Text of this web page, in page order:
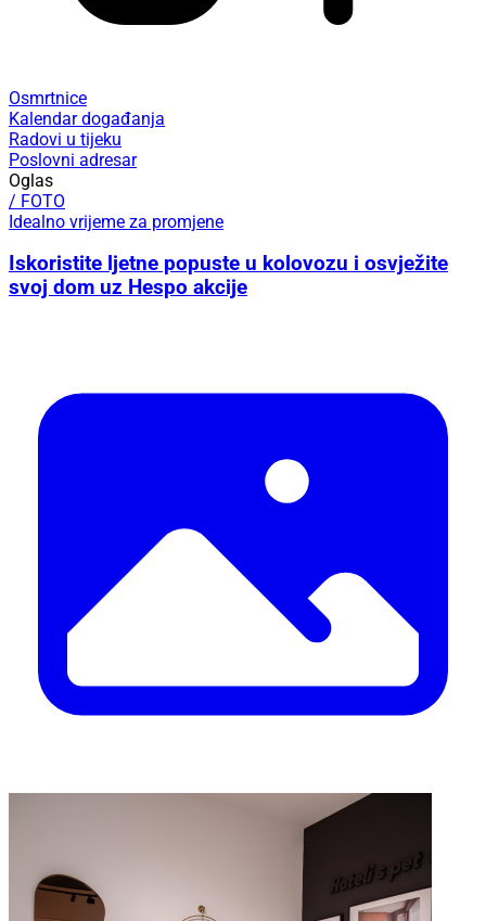
Osmrtnice
Kalendar događanja
Radovi u tijeku
Poslovni adresar
Oglas
/ FOTO
Idealno vrijeme za promjene
Iskoristite ljetne popuste u kolovozu i osvježite
svoj dom uz Hespo akcije